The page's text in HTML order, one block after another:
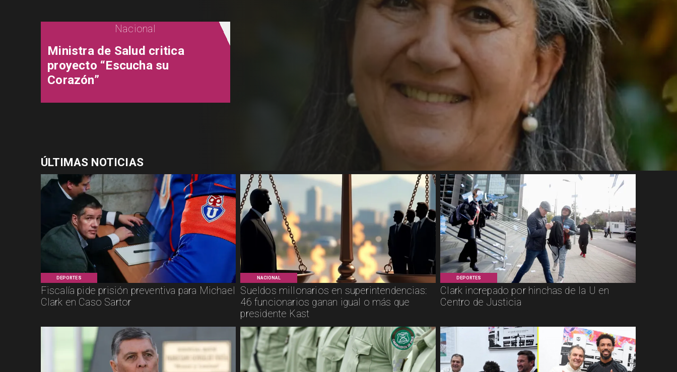
DEPORTES
Fiscalía pide prisión preventiva para Michael
Clark en Caso Sartor
NACIONAL
Sueldos millonarios en superintendencias:
46 funcionarios ganan igual o más que
presidente Kast
DEPORTES
Clark increpado por hinchas de la U en
Centro de Justicia
Nacional
Ministra de Salud critica
proyecto “Escucha su
Corazón”
ÚLTIMAS NOTICIAS